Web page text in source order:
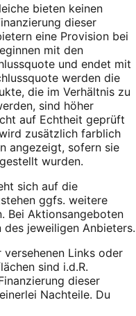
bieten keinen
dieser
eine Provision bei
mit den
und endet mit
werden die
die im Verhältnis zu
sind höher
auf Echtheit geprüft
zusätzlich farblich
angezeigt, sofern sie
wurden.
sich auf die
ggfs. weitere
Bei Aktionsangeboten
jeweiligen Anbieters.
versehenen Links oder
sind i.d.R.
dieser
Nachteile. Du